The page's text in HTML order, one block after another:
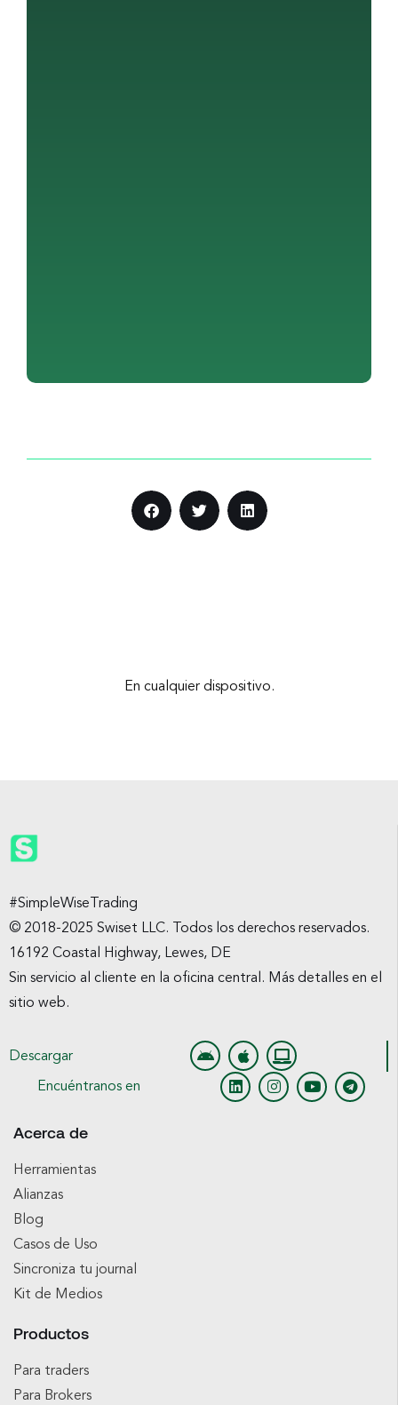
En cualquier dispositivo.
#SimpleWiseTrading
© 2018-2025 Swiset LLC. Todos los derechos reservados.
16192 Coastal Highway, Lewes, DE
Sin servicio al cliente en la oficina central. Más detalles en el
sitio web.
Descargar
Encuéntranos en
Acerca de
Herramientas
Alianzas
Blog
Casos de Uso
Sincroniza tu journal
Kit de Medios
Productos
Para traders
Para Brokers